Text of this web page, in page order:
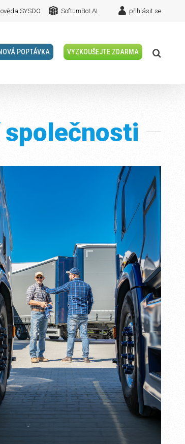
SYSDO SoftumBot AI přihlásit se
POPTÁVKA VYZKOUŠEJTE ZDARMA